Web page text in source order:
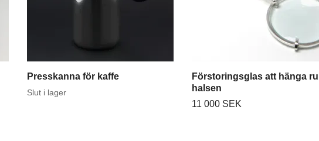
Presskanna för kaffe
Slut i lager
Förstoringsglas att hänga
halsen
11 000 SEK